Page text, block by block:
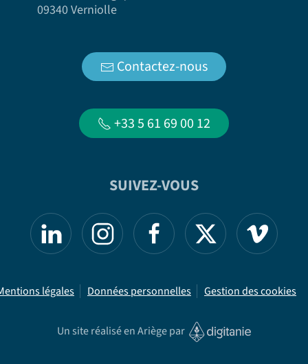
09340 Verniolle
Contactez-nous
+33 5 61 69 00 12
SUIVEZ-VOUS
légales Données personnelles Gestion des cookies
Un site réalisé en Ariège par